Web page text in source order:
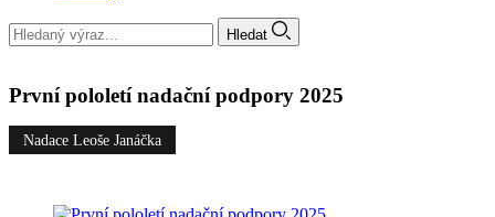
Hledat
První pololetí nadační podpory 2025
Nadace Leoše Janáčka